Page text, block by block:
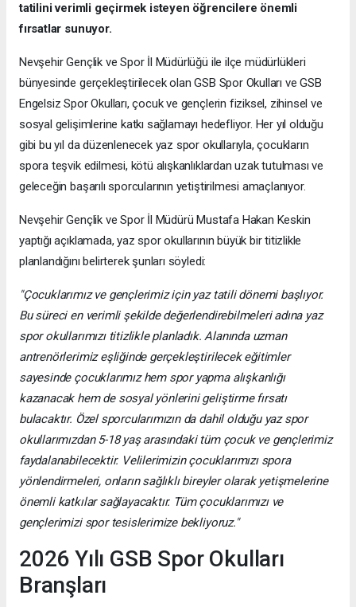
tatilini verimli geçirmek isteyen öğrencilere önemli
fırsatlar sunuyor.
Nevşehir Gençlik ve Spor İl Müdürlüğü ile ilçe müdürlükleri
bünyesinde gerçekleştirilecek olan GSB Spor Okulları ve GSB
Engelsiz Spor Okulları, çocuk ve gençlerin fiziksel, zihinsel ve
sosyal gelişimlerine katkı sağlamayı hedefliyor. Her yıl olduğu
gibi bu yıl da düzenlenecek yaz spor okullarıyla, çocukların
spora teşvik edilmesi, kötü alışkanlıklardan uzak tutulması ve
geleceğin başarılı sporcularının yetiştirilmesi amaçlanıyor.
Nevşehir Gençlik ve Spor İl Müdürü Mustafa Hakan Keskin
yaptığı açıklamada, yaz spor okullarının büyük bir titizlikle
planlandığını belirterek şunları söyledi:
"Çocuklarımız ve gençlerimiz için yaz tatili dönemi başlıyor.
Bu süreci en verimli şekilde değerlendirebilmeleri adına yaz
spor okullarımızı titizlikle planladık. Alanında uzman
antrenörlerimiz eşliğinde gerçekleştirilecek eğitimler
sayesinde çocuklarımız hem spor yapma alışkanlığı
kazanacak hem de sosyal yönlerini geliştirme fırsatı
bulacaktır. Özel sporcularımızın da dahil olduğu yaz spor
okullarımızdan 5-18 yaş arasındaki tüm çocuk ve gençlerimiz
faydalanabilecektir. Velilerimizin çocuklarımızı spora
yönlendirmeleri, onların sağlıklı bireyler olarak yetişmelerine
önemli katkılar sağlayacaktır. Tüm çocuklarımızı ve
gençlerimizi spor tesislerimize bekliyoruz."
2026 Yılı GSB Spor Okulları
Branşları